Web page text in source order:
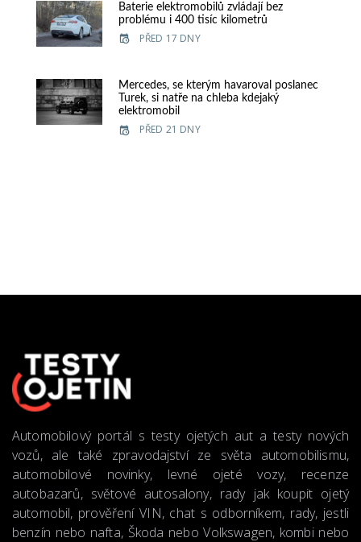
Baterie elektromobilů zvládají bez
problému i 400 tisíc kilometrů
PŘED 17 DNY
Mercedes, se kterým havaroval poslanec
Turek, si natře na chleba kdejaký
elektromobil
PŘED 21 DNY
Automobilový portál s testy ojetých aut a testy nových
vozů, ale také zpravodajství ze světa automobilismu,
automobilové novinky, levné ojeté vozy, recenze
autobazarů, světové autosalony, rady jak koupit ojetý
automobil, prověření VIN, chat s odborníkem, rady, jestli
benzín nebo nafta, Škoda nebo Volkswagen, kombi nebo